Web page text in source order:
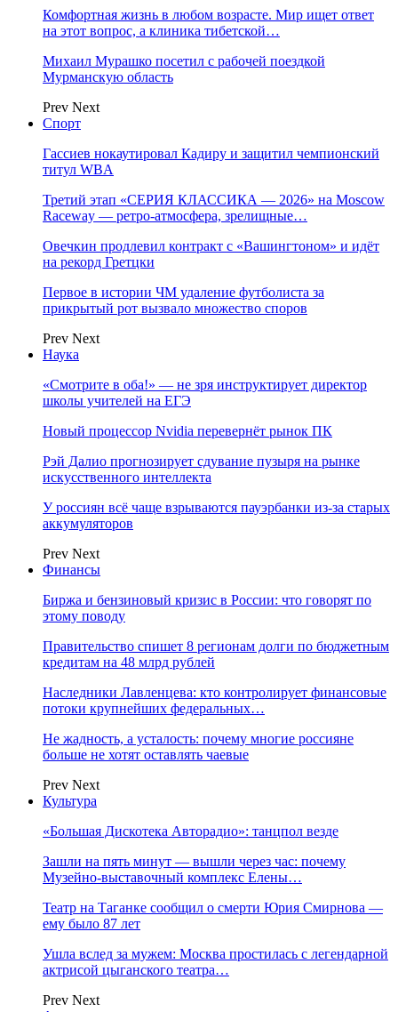
Комфортная жизнь в любом возрасте. Мир ищет ответ
на этот вопрос, а клиника тибетской…
Михаил Мурашко посетил с рабочей поездкой
Мурманскую область
Prev Next
Спорт
Гассиев нокаутировал Кадиру и защитил чемпионский
титул WBA
Третий этап «СЕРИЯ КЛАССИКА — 2026» на Moscow
Raceway — ретро‑атмосфера, зрелищные…
Овечкин продлевил контракт с «Вашингтоном» и идёт
на рекорд Гретцки
Первое в истории ЧМ удаление футболиста за
прикрытый рот вызвало множество споров
Prev Next
Наука
«Смотрите в оба!» — не зря инструктирует директор
школы учителей на ЕГЭ
Новый процессор Nvidia перевернёт рынок ПК
Рэй Далио прогнозирует сдувание пузыря на рынке
искусственного интеллекта
У россиян всё чаще взрываются пауэрбанки из-за старых
аккумуляторов
Prev Next
Финансы
Биржа и бензиновый кризис в России: что говорят по
этому поводу
Правительство спишет 8 регионам долги по бюджетным
кредитам на 48 млрд рублей
Наследники Лавленцева: кто контролирует финансовые
потоки крупнейших федеральных…
Не жадность, а усталость: почему многие россияне
больше не хотят оставлять чаевые
Prev Next
Культура
«Большая Дискотека Авторадио»: танцпол везде
Зашли на пять минут — вышли через час: почему
Музейно-выставочный комплекс Елены…
Театр на Таганке сообщил о смерти Юрия Смирнова —
ему было 87 лет
Ушла вслед за мужем: Москва простилась с легендарной
актрисой цыганского театра…
Prev Next